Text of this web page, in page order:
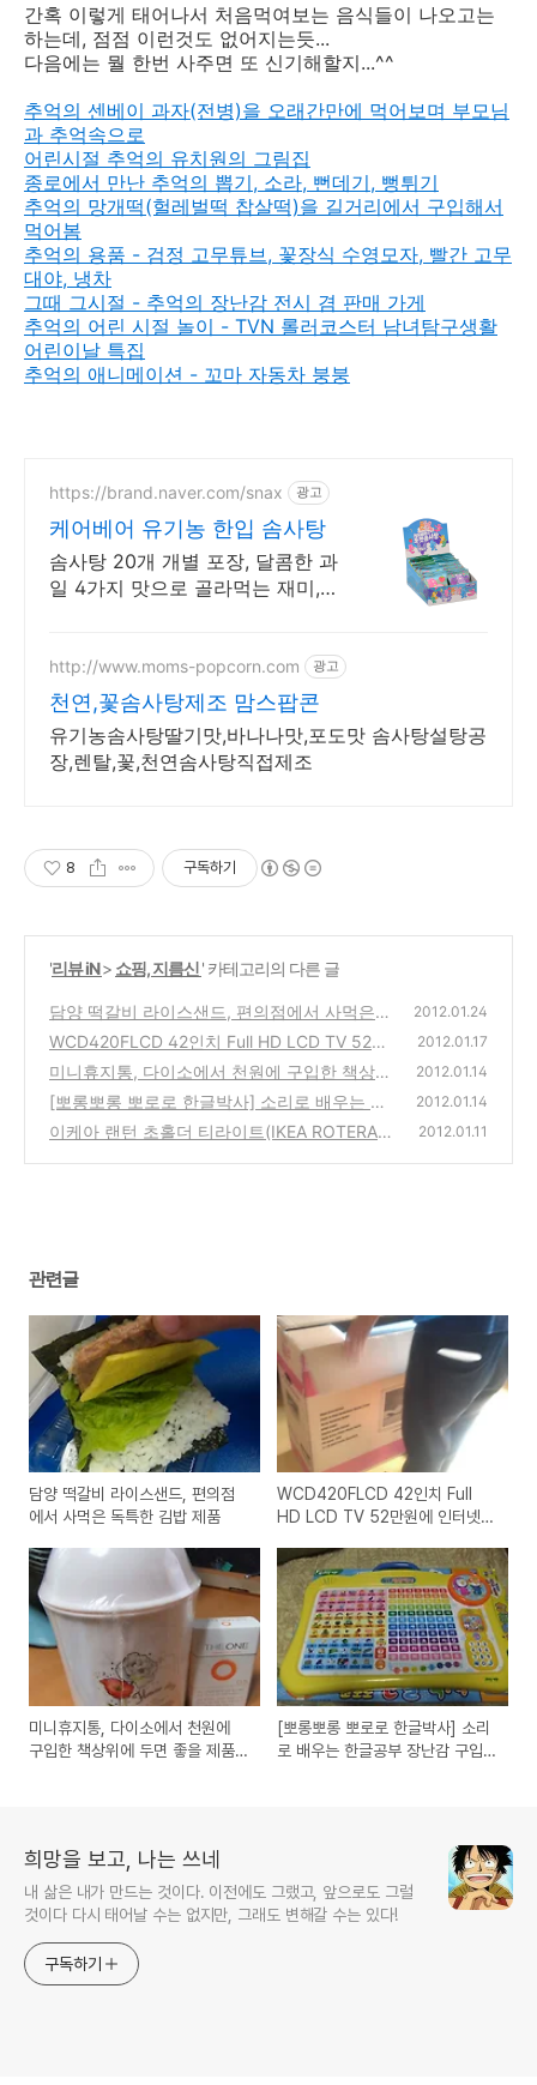
간혹 이렇게 태어나서 처음먹여보는 음식들이 나오고는
하는데, 점점 이런것도 없어지는듯...
다음에는 뭘 한번 사주면 또 신기해할지...^^
추억의 센베이 과자(전병)을 오래간만에 먹어보며 부모님
과 추억속으로
어린시절 추억의 유치원의 그림집
종로에서 만난 추억의 뽑기, 소라, 뻔데기, 뻥튀기
추억의 망개떡(헐레벌떡 찹살떡)을 길거리에서 구입해서
먹어봄
추억의 용품 - 검정 고무튜브, 꽃장식 수영모자, 빨간 고무
대야, 냉차
그때 그시절 - 추억의 장난감 전시 겸 판매 가게
추억의 어린 시절 놀이 - TVN 롤러코스터 남녀탐구생활
어린이날 특집
추억의 애니메이션 - 꼬마 자동차 붕붕
https://brand.naver.com/snax 광고
케어베어 유기농 한입 솜사탕
솜사탕 20개 개별 포장, 달콤한 과
일 4가지 맛으로 골라먹는 재미,
http://www.moms-popcorn.com 광고
천연,꽃솜사탕제조 맘스팝콘
유기농솜사탕딸기맛,바나나맛,포도맛 솜사탕설탕공
장,렌탈,꽃,천연솜사탕직접제조
8 구독하기
'리뷰 iN> 쇼핑, 지름신' 카테고리의 다른 글
담양 떡갈비 라이스샌드, 편의점에서 사먹은
독특한 김밥 제품
(0)
2012.01.24
WCD420FLCD 42인치 Full HD LCD TV 52만
원에 인터넷에서 구입, 사용기
(4)
2012.01.17
미니휴지통, 다이소에서 천원에 구입한 책상위
에 두면 좋을 제품 사용기
(0)
2012.01.14
[뽀롱뽀롱 뽀로로 한글박사] 소리로 배우는 한
글공부 장난감 구입 사용기
(0)
2012.01.14
이케아 랜턴 초홀더 티라이트(IKEA ROTERA l
2012.01.11
관련글
담양 떡갈비 라이스샌드, 편의점
에서 사먹은 독특한 김밥 제품
WCD420FLCD 42인치 Full
HD LCD TV 52만원에 인터넷에
미니휴지통, 다이소에서 천원에
구입한 책상위에 두면 좋을 제품
[뽀롱뽀롱 뽀로로 한글박사] 소리
로 배우는 한글공부 장난감 구입
희망을 보고, 나는 쓰네
내 삶은 내가 만드는 것이다. 이전에도 그랬고, 앞으로도 그럴
것이다 다시 태어날 수는 없지만, 그래도 변해갈 수는 있다!
구독하기